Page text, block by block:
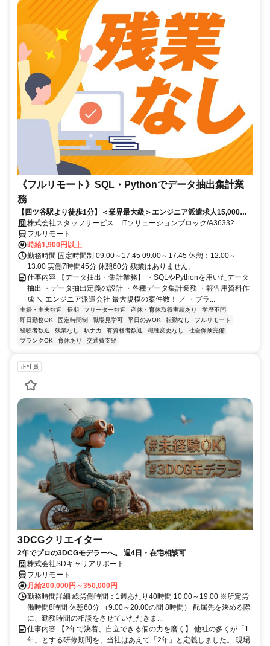
《フルリモート》SQL・Pythonでデータ抽出集計業
務
【四ツ谷駅より徒歩1分】＜業界最大級＞エンジニア派遣求人15,000件
以上◎ 来社不要のカンタン登録→最短2日で就業可能！！
株式会社スタッフサービス ITソリューションブロック/A36332
フルリモート
時給1,900円以上
勤務時間 固定時間制 09:00～17:45 09:00～17:45 休憩：12:00～
13:00 実働7時間45分 休憩60分 残業はありません。
仕事内容 【データ抽出・集計業務】 ・SQLやPythonを用いたデータ
抽出 ・データ抽出定義の設計 ・各種データ集計業務 ・報告用資料作
成 ＼ エンジニア派遣会社 最大規模の案件数！ ／ ・ブラ...
主婦・主夫歓迎 長期 フリーター歓迎 産休・育休取得実績あり
学歴不問
即日勤務OK
固定時間制 職場見学可 平日のみOK 転勤なし
フルリモート
経験者歓迎
残業なし 駅ナカ 有資格者歓迎 職種変更なし
社会保険完備
ブランクOK
育休あり 交通費支給
正社員
3DCGクリエイター
2年でプロの3DCGモデラーへ。 週4日・在宅相談可
株式会社SDキャリアサポート
フルリモート
月給200,000円～350,000円
勤務時間詳細 総労働時間：1週あたり40時間 10:00～19:00 ※所定労
働時間8時間 休憩60分 （9:00～20:00の間 8時間） 配属先を決める際
に、勤務時間の相談をさせていただきま...
仕事内容 【2年で決着、自立できる個の力を磨く】 他社の多くが「1
年」とする研修期間を、当社はあえて「2年」と定義しました。 現場